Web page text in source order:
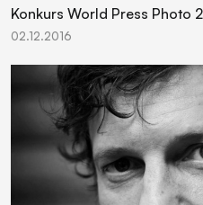
Konkurs World Press Photo
02.12.2016